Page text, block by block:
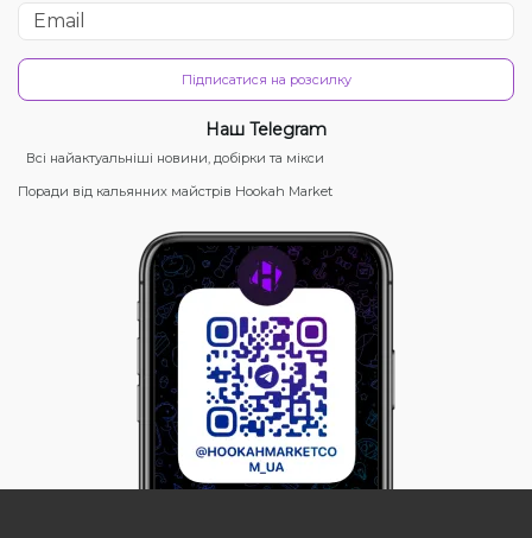
Підписатися на розсилку
Наш Telegram
Всі найактуальніші новини, добірки та мікси
Поради від кальянних майстрів Hookah Market